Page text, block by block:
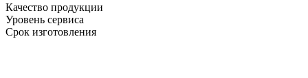
Качество продукции
Уровень сервиса
Срок изготовления